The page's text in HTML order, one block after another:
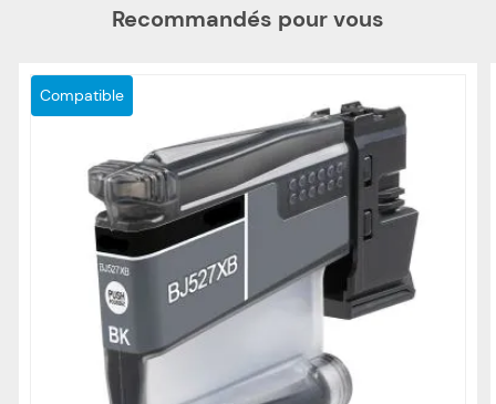
Recommandés pour vous
Compatible